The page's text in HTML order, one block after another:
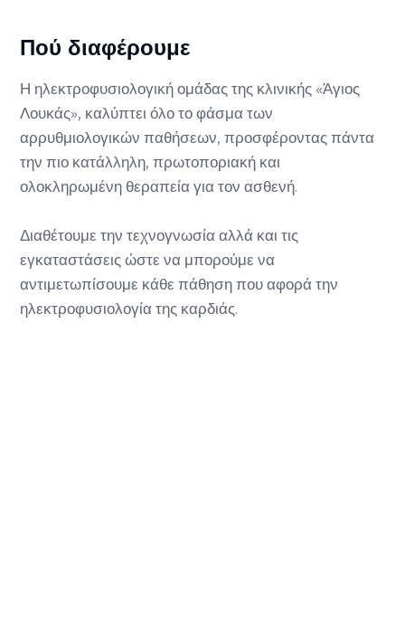
Πού διαφέρουμε
Η ηλεκτροφυσιολογική ομάδας της κλινικής «Άγιος
Λουκάς», καλύπτει όλο το φάσμα των
αρρυθμιολογικών παθήσεων, προσφέροντας πάντα
την πιο κατάλληλη, πρωτοποριακή και
ολοκληρωμένη θεραπεία για τον ασθενή.
Διαθέτουμε την τεχνογνωσία αλλά και τις
εγκαταστάσεις ώστε να μπορούμε να
αντιμετωπίσουμε κάθε πάθηση που αφορά την
ηλεκτροφυσιολογία της καρδιάς.